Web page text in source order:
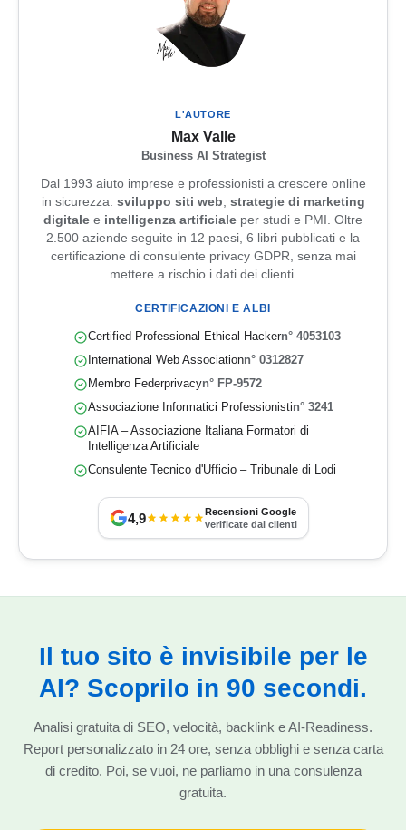
L'AUTORE
Max Valle
Business AI Strategist
Dal 1993 aiuto imprese e professionisti a crescere online
in sicurezza: sviluppo siti web, strategie di marketing
digitale e intelligenza artificiale per studi e PMI. Oltre
2.500 aziende seguite in 12 paesi, 6 libri pubblicati e la
certificazione di consulente privacy GDPR, senza mai
mettere a rischio i dati dei clienti.
CERTIFICAZIONI E ALBI
Certified Professional Ethical Hackern° 4053103
International Web Associationn° 0312827
Membro Federprivacyn° FP-9572
Associazione Informatici Professionistin° 3241
AIFIA – Associazione Italiana Formatori di
Intelligenza Artificiale
Consulente Tecnico d'Ufficio – Tribunale di Lodi
4,9
Recensioni Google
verificate dai clienti
Il tuo sito è invisibile per le
AI? Scoprilo in 90 secondi.
Analisi gratuita di SEO, velocità, backlink e AI-Readiness.
Report personalizzato in 24 ore, senza obblighi e senza carta
di credito. Poi, se vuoi, ne parliamo in una consulenza
gratuita.